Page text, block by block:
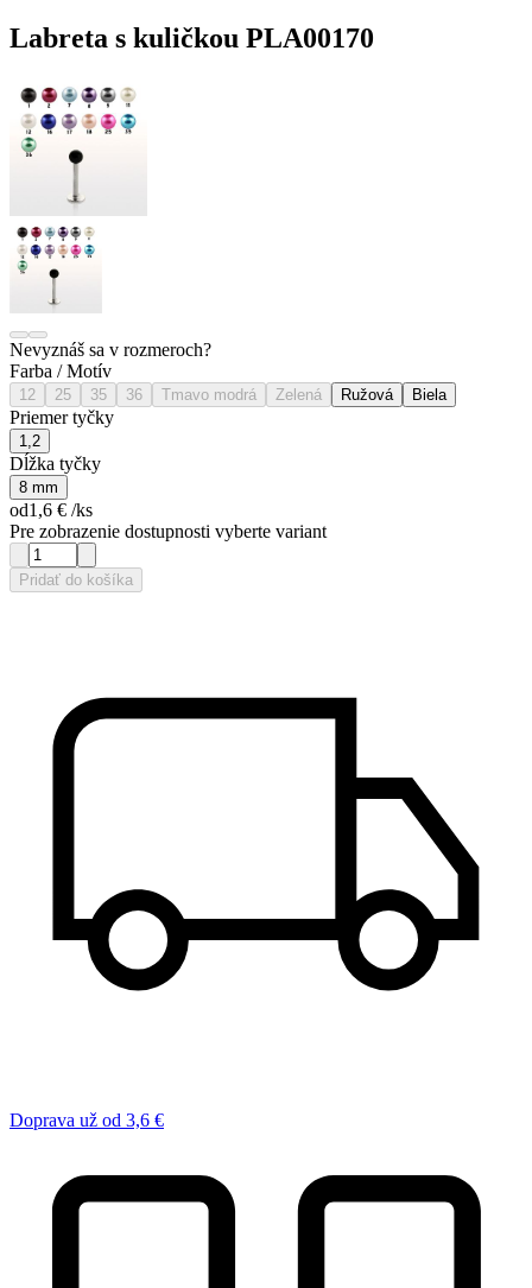
Labreta s kuličkou PLA00170
Nevyznáš sa v rozmeroch?
Farba / Motív
12 25 35 36 Tmavo modrá Zelená Ružová Biela
Priemer tyčky
1,2
Dĺžka tyčky
8 mm
od1,6 € /ks
Pre zobrazenie dostupnosti vyberte variant
Pridať do košíka
Doprava už od 3,6 €